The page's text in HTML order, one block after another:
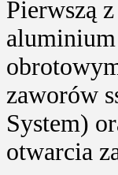
Pierwszą
zaworów
System)
otwarcia